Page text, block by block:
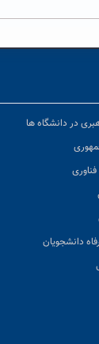
در دانشگاه ها
دانشجویان